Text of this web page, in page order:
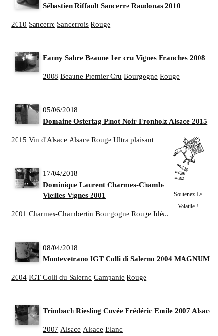
Sébastien Riffault Sancerre Raudonas 2010
2010 Sancerre Sancerrois Rouge
Fanny Sabre Beaune 1er cru Vignes Franches 2008
2008 Beaune Premier Cru Bourgogne Rouge
05/06/2018
Domaine Ostertag Pinot Noir Fronholz Alsace 2015
2015 Vin d'Alsace Alsace Rouge Ultra plaisant
17/04/2018
Dominique Laurent Charmes-Chambertin Cuvée
Vieilles Vignes 2001
2001 Charmes-Chambertin Bourgogne Rouge Idéal
08/04/2018
Montevetrano IGT Colli di Salerno 2004 MAGNUM
2004 IGT Colli du Salerno Campanie Rouge
Trimbach Riesling Cuvée Frédéric Emile 2007 Alsace
2007 Alsace Alsace Blanc
Soutenez Le
Volatile !